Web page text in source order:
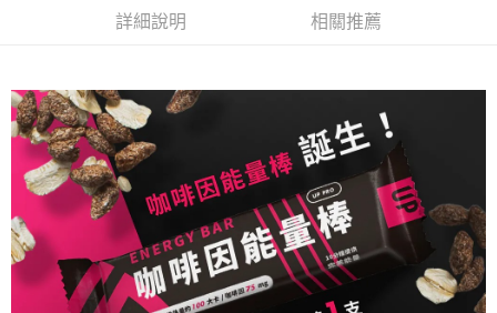
【「AFTEE先享後付」結帳流程】
３．收到繳費通知簡訊後14天內，點擊此簡訊中的連結，可透過四大超商／
ATM／網路銀行／等多元方式進行付款，方視為交易完成。
※ 請注意：結帳手續完成當下不需立刻繳費，但若您需要取消訂單，請聯絡
購買商品的店家。未經商家同意取消之訂單仍視為有效，需透過AFTEE先享
後付繳納相關費用。
※ 交易是否成功請以「AFTEE先享後付 」之結帳頁面顯示為準，若有關於
是否繳費成功／繳費後需取消欲退款等相關疑問，請聯繫「AFTEE先享後付
客戶支援中心」 https://netprotections.freshdesk.com/support/home
【注意事項】
１．透過由恩沛科技股份有限公司提供之「AFTEE先享後付」服務完成之交
每筆NT$80，滿NT$1,998(含以上)免運費
每筆NT$80，滿NT$2,000(含以上)免運費
付款後7-11取貨
每筆NT$80，滿NT$2,000(含以上)免運費
每筆NT$100，滿NT$2,000(含以上)免運費
付款後門市自取
詳細說明 相關推薦